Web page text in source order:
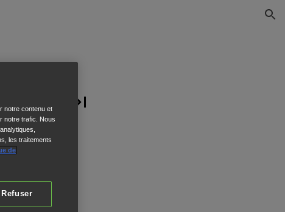
notre contenu et
notre trafic. Nous
les traitements
de
Refuser